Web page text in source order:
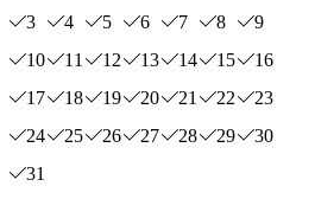
3
4 5 6 7 8
9
10
11 12 13 14 15
16
17
18 19 20 21 22
23
24
25 26 27 28 29
30
31